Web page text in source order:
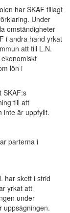
har SKAF tillagt
Under
omständigheter
i andra hand yrkat
att till L.N.
lön i
SKAF:s
till att
inte är uppfyllt.
parterna i
har skett i strid
yrkat att
under
uppsägningen.